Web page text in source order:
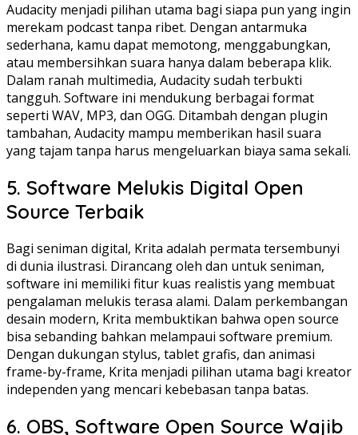
Audacity menjadi pilihan utama bagi siapa pun yang ingin
merekam podcast tanpa ribet. Dengan antarmuka
sederhana, kamu dapat memotong, menggabungkan,
atau membersihkan suara hanya dalam beberapa klik.
Dalam ranah multimedia, Audacity sudah terbukti
tangguh. Software ini mendukung berbagai format
seperti WAV, MP3, dan OGG. Ditambah dengan plugin
tambahan, Audacity mampu memberikan hasil suara
yang tajam tanpa harus mengeluarkan biaya sama sekali.
5. Software Melukis Digital Open
Source Terbaik
Bagi seniman digital, Krita adalah permata tersembunyi
di dunia ilustrasi. Dirancang oleh dan untuk seniman,
software ini memiliki fitur kuas realistis yang membuat
pengalaman melukis terasa alami. Dalam perkembangan
desain modern, Krita membuktikan bahwa open source
bisa sebanding bahkan melampaui software premium.
Dengan dukungan stylus, tablet grafis, dan animasi
frame-by-frame, Krita menjadi pilihan utama bagi kreator
independen yang mencari kebebasan tanpa batas.
6. OBS, Software Open Source Wajib